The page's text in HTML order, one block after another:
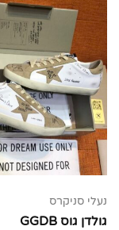
נעלי סניקרס
גולדן גוס GGDB